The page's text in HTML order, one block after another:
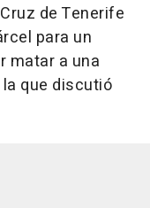
de Tenerife
para un
matar a una
que discutió